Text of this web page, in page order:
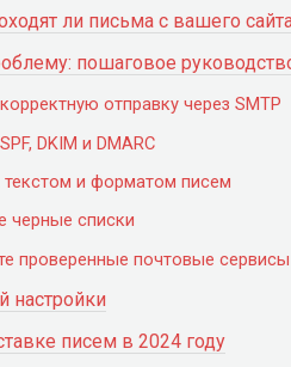
ли письма с вашего
пошаговое
отправку через SMTP
DKIM и DMARC
текстом и форматом писем
черные списки
проверенные почтовые
настройки
писем в 2024 году